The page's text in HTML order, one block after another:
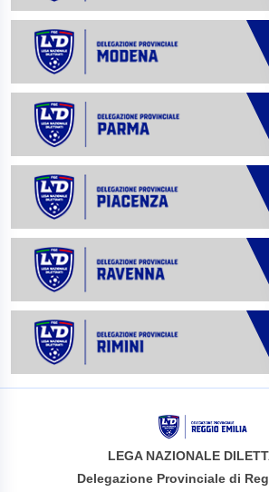
LEGA NAZIONALE
Delegazione Provinciale di